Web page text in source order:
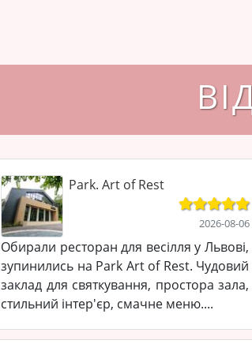
Park. Art of Rest
2026-08-06
Обирали ресторан для весілля у Львові,
зупинились на Park Art of Rest. Чудовий
заклад для святкування, простора зала,
стильний інтер'єр, смачне меню....